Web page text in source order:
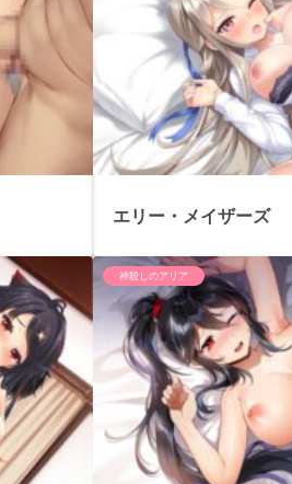
エリー・メイザーズ
神殺しのアリア